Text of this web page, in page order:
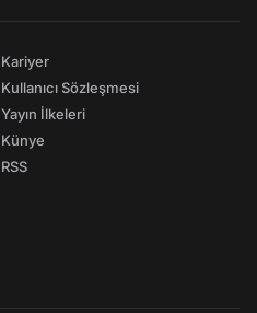
Kariyer
Kullanıcı Sözleşmesi
Yayın İlkeleri
Künye
RSS